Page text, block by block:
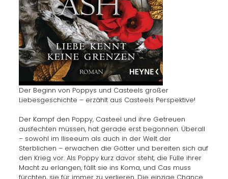
Der Beginn von Poppys und Casteels großer
Liebesgeschichte – erzählt aus Casteels Perspektive!
Der Kampf den Poppy, Casteel und ihre Getreuen
ausfechten müssen, hat gerade erst begonnen. Überall
– sowohl im Iliseeum als auch in der Welt der
Sterblichen – erwachen die Götter und bereiten sich auf
den Krieg vor. Als Poppy kurz davor steht, die Fülle ihrer
Macht zu erlangen, fällt sie ins Koma, und Cas muss